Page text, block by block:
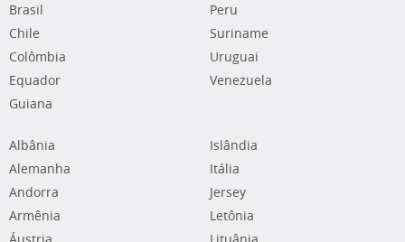
Brasil
Chile
Colômbia
Equador
Guiana
Peru
Suriname
Uruguai
Venezuela
Albânia
Alemanha
Andorra
Armênia
Islândia
Itália
Jersey
Letônia